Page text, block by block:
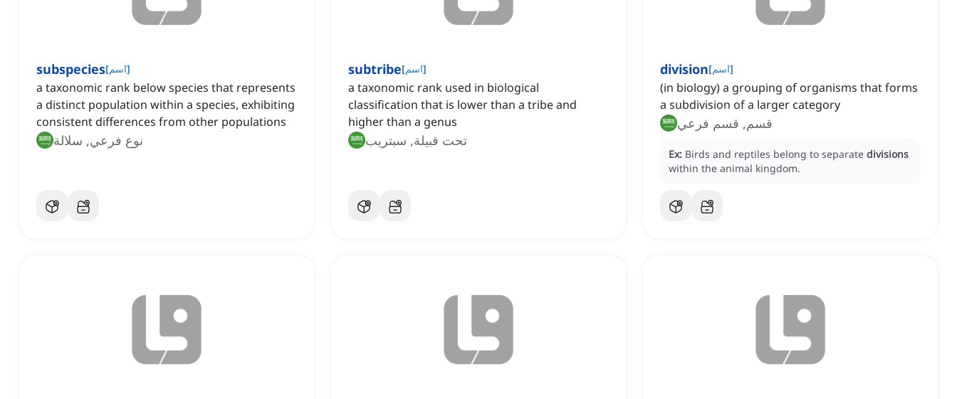
subspecies[اسم]
a taxonomic rank below species that represents
a distinct population within a species, exhibiting
consistent differences from other populations
نوع فرعي, سلالة
subtribe[اسم]
a taxonomic rank used in biological
classification that is lower than a tribe and
higher than a genus
تحت قبيلة, سبتريب
division[اسم]
(in biology) a grouping of organisms that forms
a subdivision of a larger category
قسم, قسم فرعي
Ex: Birds and reptiles belong to separate divisions
within the animal kingdom.